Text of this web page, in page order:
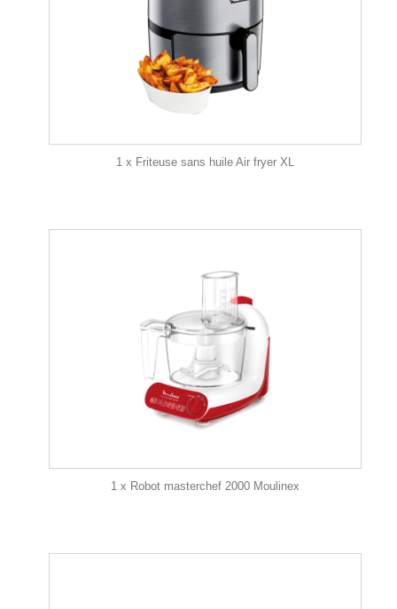
1 x Friteuse sans huile Air fryer XL
1 x Robot masterchef 2000 Moulinex